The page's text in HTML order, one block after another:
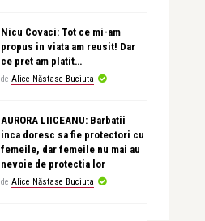
Nicu Covaci: Tot ce mi-am
propus in viata am reusit! Dar
ce pret am platit…
de Alice Năstase Buciuta
AURORA LIICEANU: Barbatii
inca doresc sa fie protectori cu
femeile, dar femeile nu mai au
nevoie de protectia lor
de Alice Năstase Buciuta